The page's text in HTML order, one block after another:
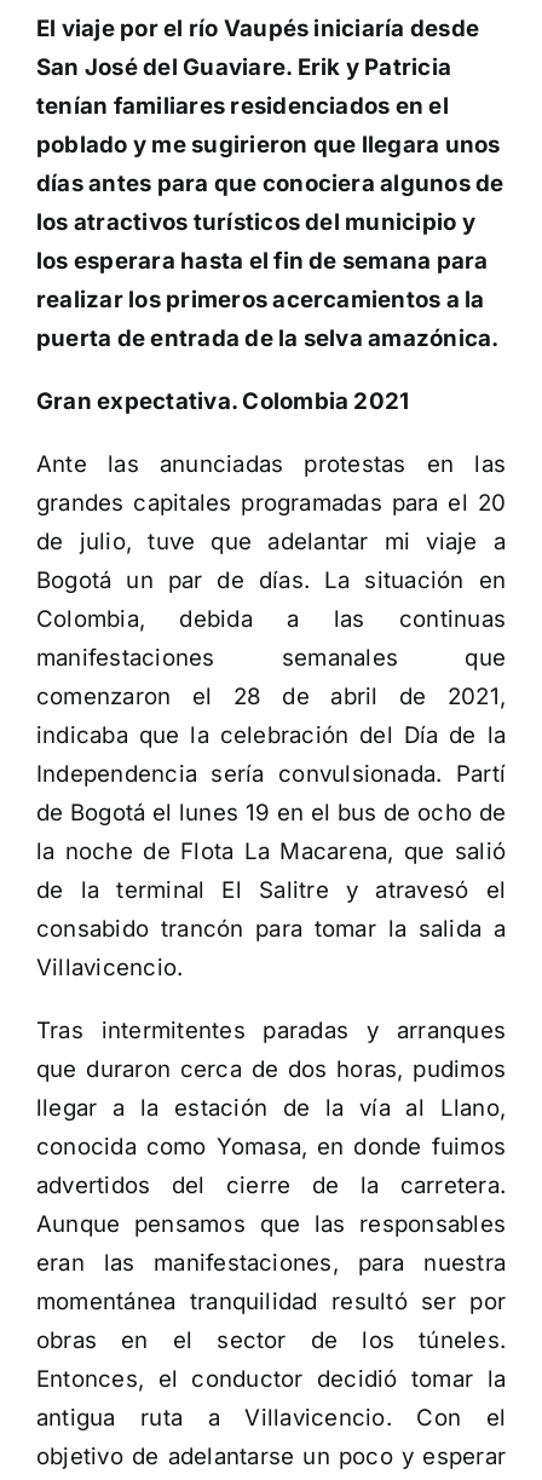
El viaje por el río Vaupés iniciaría desde
San José del Guaviare. Erik y Patricia
tenían familiares residenciados en el
poblado y me sugirieron que llegara unos
días antes para que conociera algunos de
los atractivos turísticos del municipio y
los esperara hasta el fin de semana para
realizar los primeros acercamientos a la
puerta de entrada de la selva amazónica.
Gran expectativa. Colombia 2021
Ante las anunciadas protestas en las
grandes capitales programadas para el 20
de julio, tuve que adelantar mi viaje a
Bogotá un par de días. La situación en
Colombia, debida a las continuas
manifestaciones semanales que
comenzaron el 28 de abril de 2021,
indicaba que la celebración del Día de la
Independencia sería convulsionada. Partí
de Bogotá el lunes 19 en el bus de ocho de
la noche de Flota La Macarena, que salió
de la terminal El Salitre y atravesó el
consabido trancón para tomar la salida a
Villavicencio.
Tras intermitentes paradas y arranques
que duraron cerca de dos horas, pudimos
llegar a la estación de la vía al Llano,
conocida como Yomasa, en donde fuimos
advertidos del cierre de la carretera.
Aunque pensamos que las responsables
eran las manifestaciones, para nuestra
momentánea tranquilidad resultó ser por
obras en el sector de los túneles.
Entonces, el conductor decidió tomar la
antigua ruta a Villavicencio. Con el
objetivo de adelantarse un poco y esperar